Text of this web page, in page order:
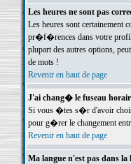
Les heures ne sont pas
Les heures sont
pr�f�rences dans votre profil
plupart des autres options,
de mots !
Revenir en haut de page
J'ai chang� le fuseau
Si vous �tes s�r d'avoir
pour g�rer le changement
Revenir en haut de page
Ma langue n'est pas dans la